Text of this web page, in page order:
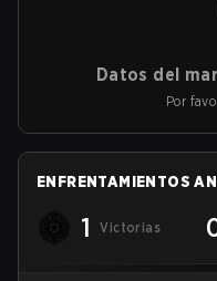
Datos del
Por
ENFRENTAMIENTOS
1 Victorias